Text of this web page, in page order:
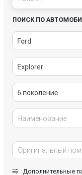
топливная
ПОИСК ПО
Ford
Explorer
6 поколение
Наименование
Дополнительные